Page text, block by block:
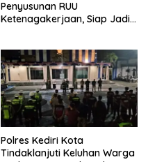
Penyusunan RUU
Ketenagakerjaan, Siap Jadi
Polres Kediri Kota
Tindaklanjuti Keluhan Warga